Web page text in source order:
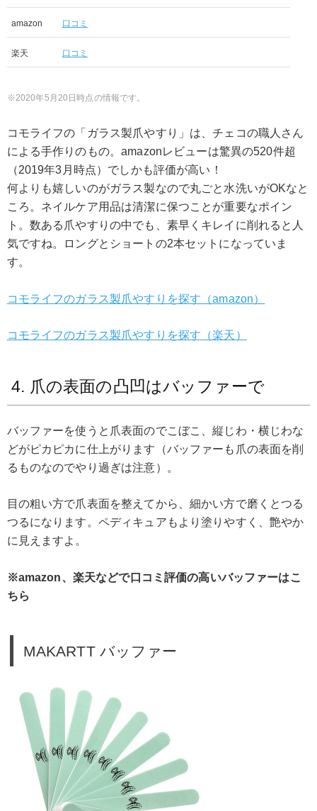
amazon 口コミ
楽天 口コミ
2020年5月20日時点の情報です。
コモライフの「ガラス製爪やすり」は、チェコの職人さん
による手作りのもの。amazonレビューは驚異の520件超
（2019年3月時点）でしかも評価が高い！
何よりも嬉しいのがガラス製なので丸ごと水洗いがOKなと
ころ。ネイルケア用品は清潔に保つことが重要なポイン
ト。数ある爪やすりの中でも、素早くキレイに削れると人
気ですね。ロングとショートの2本セットになっていま
す。
コモライフのガラス製爪やすりを探す（amazon）
コモライフのガラス製爪やすりを探す（楽天）
4. 爪の表面の凸凹はバッファーで
バッファーを使うと爪表面のでこぼこ、縦じわ・横じわな
どがピカピカに仕上がります（バッファーも爪の表面を削
るものなのでやり過ぎは注意）。
目の粗い方で爪表面を整えてから、細かい方で磨くとつる
つるになります。ペディキュアもより塗りやすく、艶やか
に見えますよ。
※amazon、楽天などで口コミ評価の高いバッファーはこ
ちら
MAKARTT バッファー